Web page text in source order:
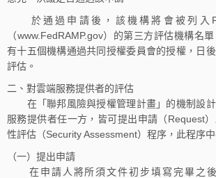
於通過申請後，該機構將會被列入
（www.FedRAMP.gov）的第三方評估機構名
有十五個機構通過共同授權委員會的授權，日
評估。
二、對雲端服務提供者的評估
在「聯邦風險與授權管理計畫」的機制設計
服務提供者任一方，皆可提出申請（Request
性評估（Security Assessment）程序，此程序中
（一）提出申請
在申請人將所須文件初步填寫完畢之後